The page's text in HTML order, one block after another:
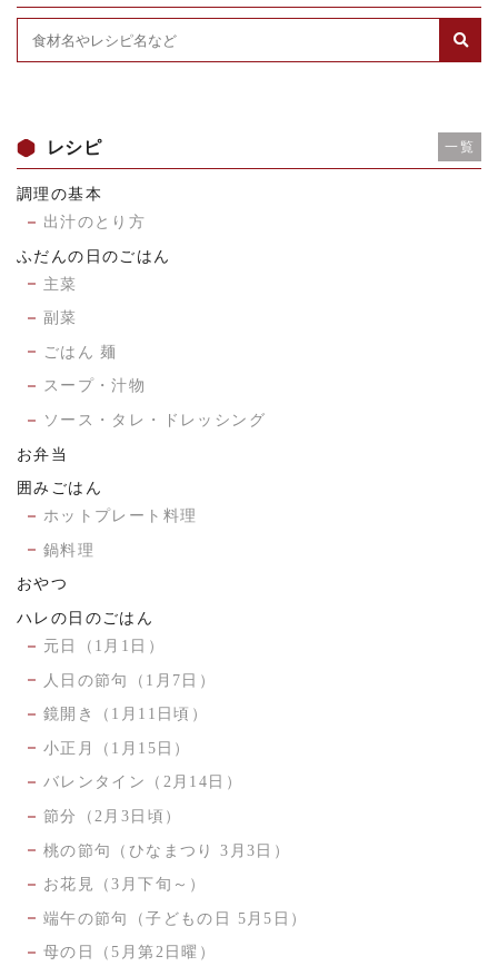
レシピ 一覧
調理の基本
出汁のとり方
ふだんの日のごはん
主菜
副菜
ごはん 麺
スープ・汁物
ソース・タレ・ドレッシング
お弁当
囲みごはん
ホットプレート料理
鍋料理
おやつ
ハレの日のごはん
元日（1月1日）
人日の節句（1月7日）
鏡開き（1月11日頃）
小正月（1月15日）
バレンタイン（2月14日）
節分（2月3日頃）
桃の節句（ひなまつり 3月3日）
お花見（3月下旬～）
端午の節句（子どもの日 5月5日）
母の日（5月第2日曜）